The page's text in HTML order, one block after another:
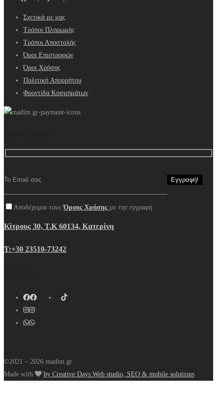
Σχετικά με μας
Τρόποι Πληρωμής
Τρόποι Αποστολής
Όροι Επιστροφών
Όροι Χρήσης
Πολιτική Απορρήτου
Φροντίδα Κοσμημάτων
Αποδέχομαι τουςΌρους Χρήσης με την εγγραφή
Κίτρους 30, Τ.Κ 60134, Κατερίνη
Τ:+30 23510-73242
©2021 – 2026 madim.gr
Made with
by Creative Days Web studio, SEO & mobile solutions